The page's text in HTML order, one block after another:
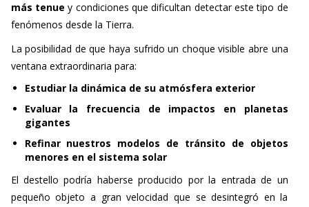
más tenue y condiciones que dificultan detectar este tipo de
fenómenos desde la Tierra.
La posibilidad de que haya sufrido un choque visible abre una
ventana extraordinaria para:
Estudiar la dinámica de su atmósfera exterior
Evaluar la frecuencia de impactos en planetas
gigantes
Refinar nuestros modelos de tránsito de objetos
menores en el sistema solar
El destello podría haberse producido por la entrada de un
pequeño objeto a gran velocidad que se desintegró en la